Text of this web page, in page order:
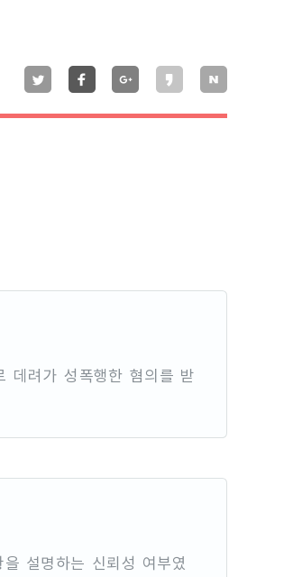
데려가 성폭행한 혐의를 받
설명하는 신뢰성 여부였